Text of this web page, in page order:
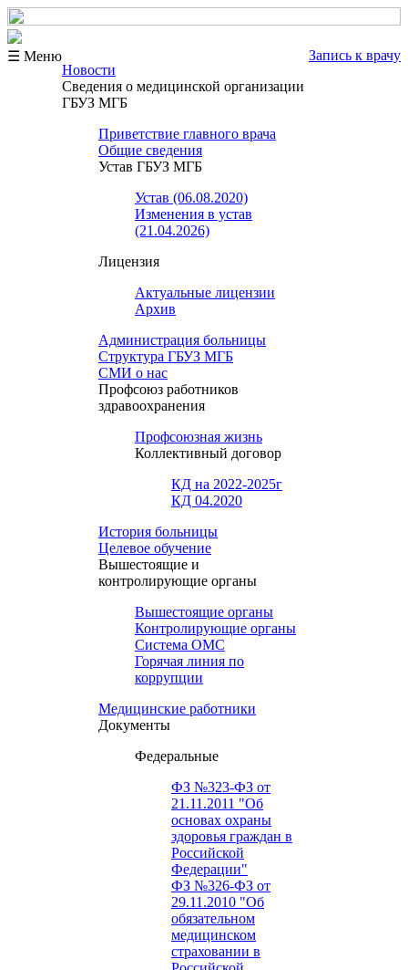
☰ Меню
Запись к врачу
Новости
Сведения о медицинской организации
ГБУЗ МГБ
Приветствие главного врача
Общие сведения
Устав ГБУЗ МГБ
Устав (06.08.2020)
Изменения в устав
(21.04.2026)
Лицензия
Актуальные лицензии
Архив
Администрация больницы
Структура ГБУЗ МГБ
СМИ о нас
Профсоюз работников
здравоохранения
Профсоюзная жизнь
Коллективный договор
КД на 2022-2025г
КД 04.2020
История больницы
Целевое обучение
Вышестоящие и
контролирующие органы
Вышестоящие органы
Контролирующие органы
Система ОМС
Горячая линия по
коррупции
Медицинские работники
Документы
Федеральные
ФЗ №323-ФЗ от
21.11.2011 "Об
основах охраны
здоровья граждан в
Российской
Федерации"
ФЗ №326-ФЗ от
29.11.2010 "Об
обязательном
медицинском
страховании в